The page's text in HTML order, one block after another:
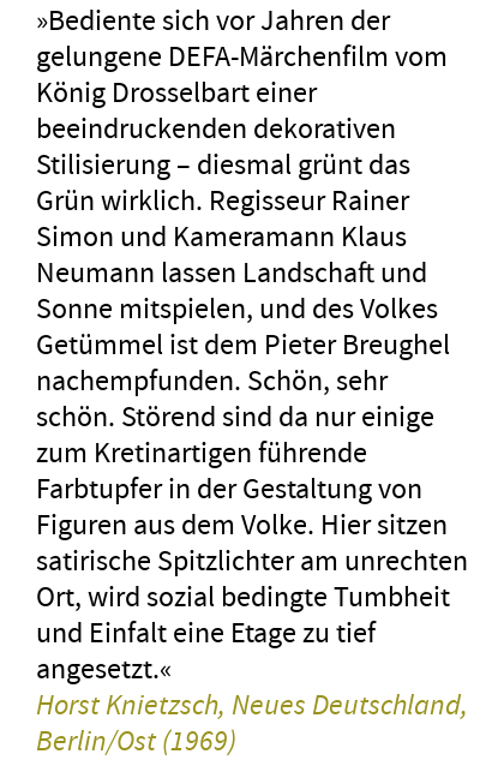
»Bediente sich vor Jahren der
gelungene DEFA-Märchenfilm vom
König Drosselbart einer
beeindruckenden dekorativen
Stilisierung – diesmal grünt das
Grün wirklich. Regisseur Rainer
Simon und Kameramann Klaus
Neumann lassen Landschaft und
Sonne mitspielen, und des Volkes
Getümmel ist dem Pieter Breughel
nachempfunden. Schön, sehr
schön. Störend sind da nur einige
zum Kretinartigen führende
Farbtupfer in der Gestaltung von
Figuren aus dem Volke. Hier sitzen
satirische Spitzlichter am unrechten
Ort, wird sozial bedingte Tumbheit
und Einfalt eine Etage zu tief
angesetzt.«
Horst Knietzsch, Neues Deutschland,
Berlin/Ost (1969)